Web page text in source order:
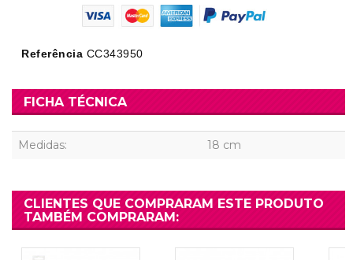
Referência CC343950
FICHA TÉCNICA
Medidas: 18 cm
CLIENTES QUE COMPRARAM ESTE PRODUTO
TAMBÉM COMPRARAM: